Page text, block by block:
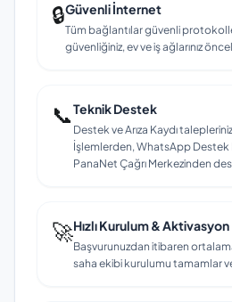
🔒Güvenli İnternet
Tüm bağlantılar güvenli
güvenliğiniz, ev ve iş ağlarınız
📞Teknik Destek
Destek ve Arıza Kaydı
İşlemlerden, WhatsApp Destek
PanaNet Çağrı Merkezinden
🚀Hızlı Kurulum & Aktivasyon
Başvurunuzdan itibaren
saha ekibi kurulumu tamamlar